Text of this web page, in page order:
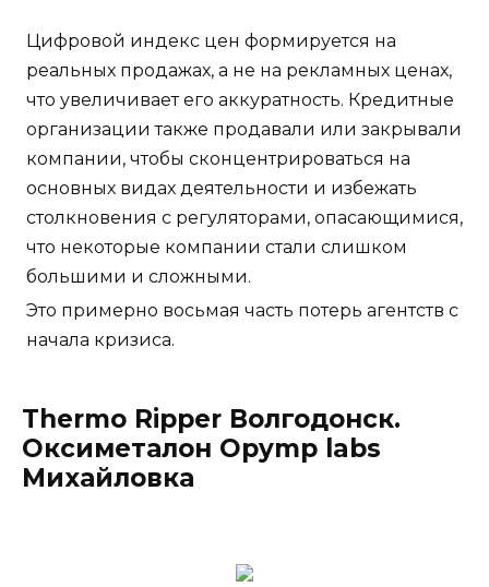
Цифровой индекс цен формируется на
реальных продажах, а не на рекламных ценах,
что увеличивает его аккуратность. Кредитные
организации также продавали или закрывали
компании, чтобы сконцентрироваться на
основных видах деятельности и избежать
столкновения с регуляторами, опасающимися,
что некоторые компании стали слишком
большими и сложными.
Это примерно восьмая часть потерь агентств с
начала кризиса.
Thermo Ripper Волгодонск.
Оксиметалон Opymp labs
Михайловка